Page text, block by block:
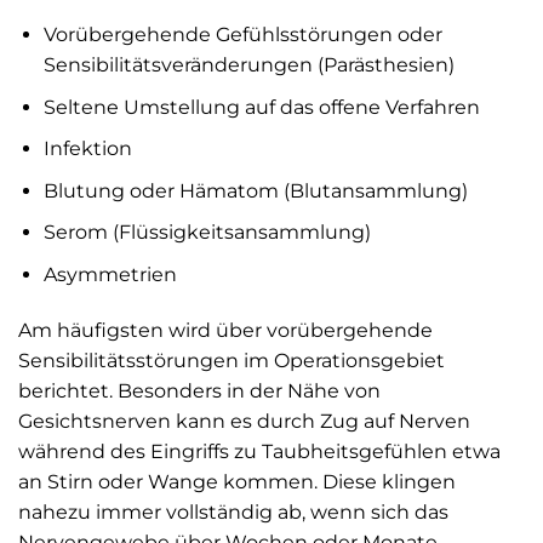
Vorübergehende Gefühlsstörungen oder
Sensibilitätsveränderungen (Parästhesien)
Seltene Umstellung auf das offene Verfahren
Infektion
Blutung oder Hämatom (Blutansammlung)
Serom (Flüssigkeitsansammlung)
Asymmetrien
Am häufigsten wird über vorübergehende
Sensibilitätsstörungen im Operationsgebiet
berichtet. Besonders in der Nähe von
Gesichtsnerven kann es durch Zug auf Nerven
während des Eingriffs zu Taubheitsgefühlen etwa
an Stirn oder Wange kommen. Diese klingen
nahezu immer vollständig ab, wenn sich das